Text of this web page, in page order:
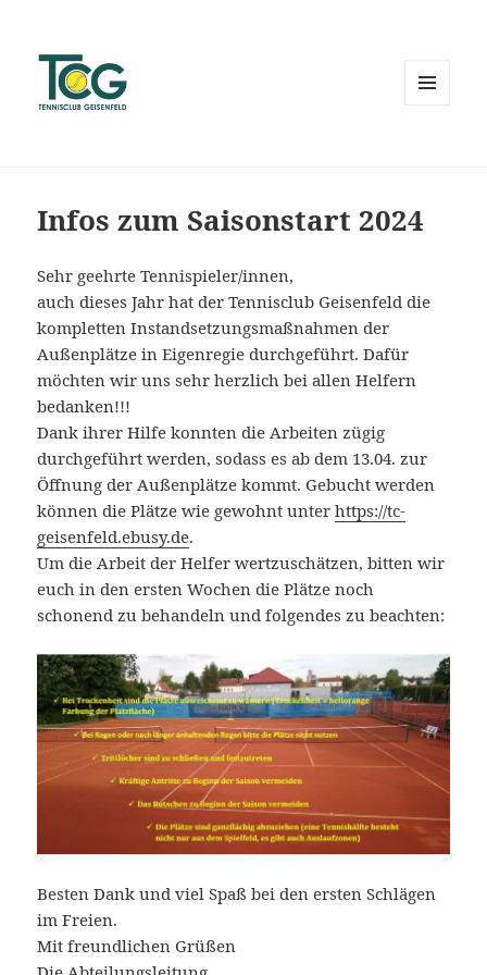
Infos zum Saisonstart 2024
Sehr geehrte Tennispieler/innen,
auch dieses Jahr hat der Tennisclub Geisenfeld die
kompletten Instandsetzungsmaßnahmen der
Außenplätze in Eigenregie durchgeführt. Dafür
möchten wir uns sehr herzlich bei allen Helfern
bedanken!!!
Dank ihrer Hilfe konnten die Arbeiten zügig
durchgeführt werden, sodass es ab dem 13.04. zur
Öffnung der Außenplätze kommt. Gebucht werden
können die Plätze wie gewohnt unterhttps://tc-
geisenfeld.ebusy.de.
Um die Arbeit der Helfer wertzuschätzen, bitten wir
euch in den ersten Wochen die Plätze noch
schonend zu behandeln und folgendes zu beachten:
Besten Dank und viel Spaß bei den ersten Schlägen
im Freien.
Mit freundlichen Grüßen